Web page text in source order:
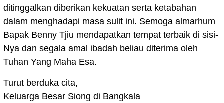
ditinggalkan diberikan kekuatan serta ketabahan
dalam menghadapi masa sulit ini. Semoga almarhum
Bapak Benny Tjiu mendapatkan tempat terbaik di sisi-
Nya dan segala amal ibadah beliau diterima oleh
Tuhan Yang Maha Esa.
Turut berduka cita,
Keluarga Besar Siong di Bangkala